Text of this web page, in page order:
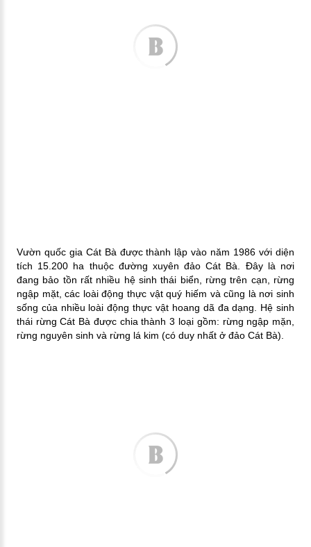
Vườn quốc gia Cát Bà được thành lập vào năm 1986 với diện
tích 15.200 ha thuộc đường xuyên đảo Cát Bà. Đây là nơi
đang bảo tồn rất nhiều hệ sinh thái biển, rừng trên cạn, rừng
ngập mặt, các loài động thực vật quý hiếm và cũng là nơi sinh
sống của nhiều loài động thực vật hoang dã đa dạng. Hệ sinh
thái rừng Cát Bà được chia thành 3 loại gồm: rừng ngập mặn,
rừng nguyên sinh và rừng lá kim (có duy nhất ở đảo Cát Bà).